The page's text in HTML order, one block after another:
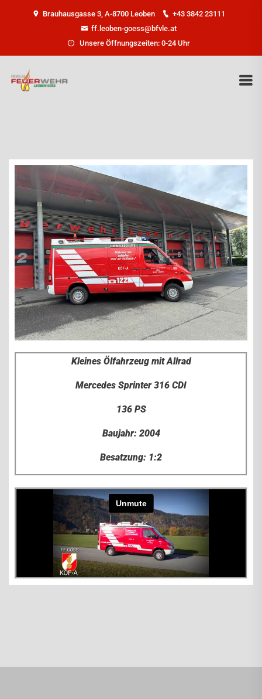
Brauhausgasse 3, A-8700 Leoben
+43 3842 23111
ff.leoben-goess@bfvle.at
Unsere Öffnungszeiten: 0-24 Uhr
Kleines Ölfahrzeug mit Allrad
Mercedes Sprinter 316 CDI
136 PS
Baujahr: 2004
Besatzung: 1:2